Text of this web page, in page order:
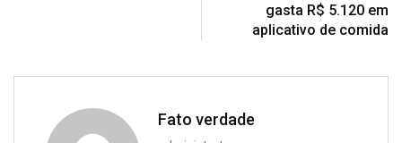
gasta R$ 5.120 em
aplicativo de comida
Fato verdade